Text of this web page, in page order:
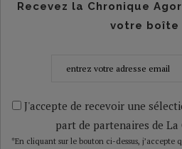
Recevez la Chronique
votre boîte
J'accepte de recevoir une
part de partenaires de
*En cliquant sur le bouton ci-dessus, j’accepte